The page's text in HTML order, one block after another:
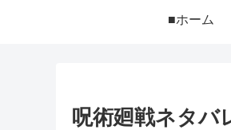
■ホーム
呪術廻戦ネタバ